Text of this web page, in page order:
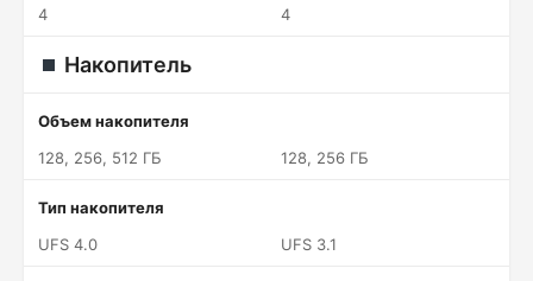
4 4
Накопитель
Объем накопителя
128, 256, 512 ГБ
128, 256 ГБ
Тип накопителя
UFS 4.0
UFS 3.1